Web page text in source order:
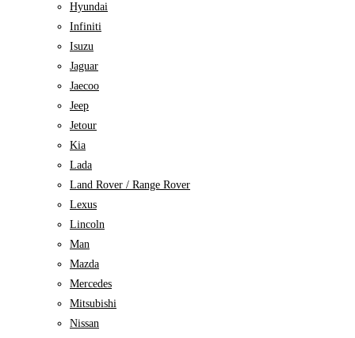
Hyundai
Infiniti
Isuzu
Jaguar
Jaecoo
Jeep
Jetour
Kia
Lada
Land Rover / Range Rover
Lexus
Lincoln
Man
Mazda
Mercedes
Mitsubishi
Nissan